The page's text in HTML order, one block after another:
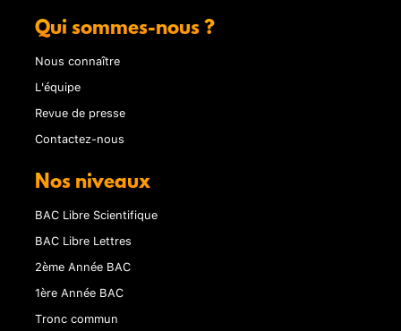
Qui sommes-nous ?
Nous connaître
L'équipe
Revue de presse
Contactez-nous
Nos niveaux
BAC Libre Scientifique
BAC Libre Lettres
2ème Année BAC
1ère Année BAC
Tronc commun